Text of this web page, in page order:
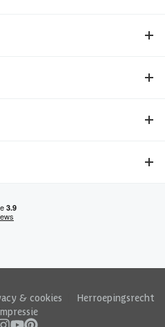
& cookies
Herroepingsrecht